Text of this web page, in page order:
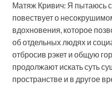
Матяж Кривич: Я пытаюсь
повествует о
вдохновения, которое
об отдельных людях и
отбросив рэкет и общую
продолжают искать суть
пространстве и в другое